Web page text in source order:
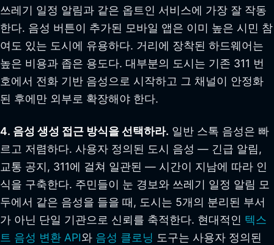
쓰레기 일정 알림과 같은 옵트인 서비스에 가장 잘 작동
한다. 음성 버튼이 추가된 모바일 앱은 이미 높은 시민 참
여도 있는 도시에 유용하다. 거리에 장착된 하드웨어는
높은 비용과 좁은 용도다. 대부분의 도시는 기존 311 번
호에서 전화 기반 음성으로 시작하고 그 채널이 안정화
된 후에만 외부로 확장해야 한다.
4. 음성 생성 접근 방식을 선택하라. 일반 스톡 음성은 빠
르고 저렴하다. 사용자 정의된 도시 음성 — 긴급 알림,
교통 공지, 311에 걸쳐 일관된 — 시간이 지남에 따라 인
식을 구축한다. 주민들이 눈 경보와 쓰레기 일정 알림 모
두에서 같은 음성을 들을 때, 도시는 5개의 분리된 부서
가 아닌 단일 기관으로 신뢰를 축적한다. 현대적인 텍스
트 음성 변환 API와 음성 클로닝 도구는 사용자 정의된